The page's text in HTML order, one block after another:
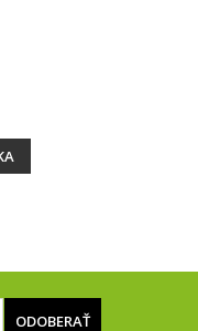
ODOBERAŤ